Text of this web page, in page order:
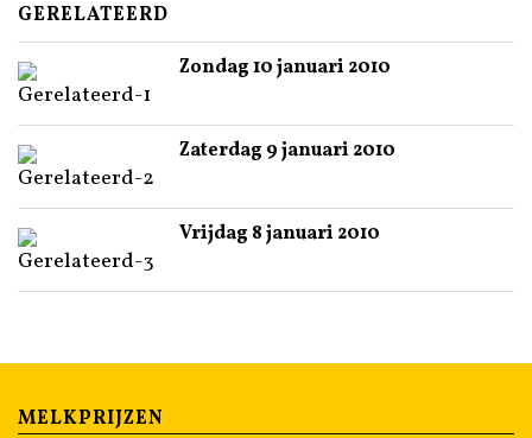
GERELATEERD
Zondag 10 januari 2010
Zaterdag 9 januari 2010
Vrijdag 8 januari 2010
MELKPRIJZEN